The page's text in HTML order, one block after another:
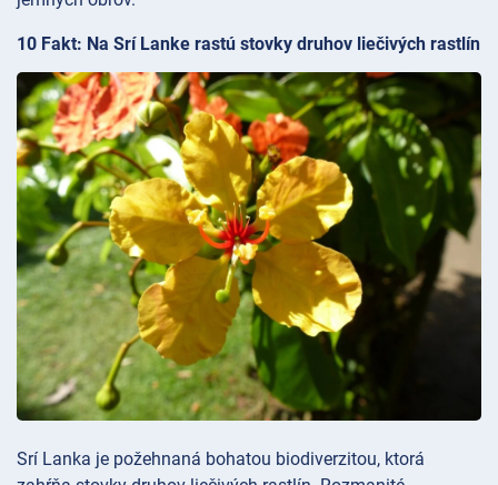
10 Fakt: Na Srí Lanke rastú stovky druhov liečivých rastlín
Srí Lanka je požehnaná bohatou biodiverzitou, ktorá